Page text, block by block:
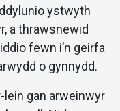
ystwyth
a thrawsnewid
fewn i’n geirfa
o gynnydd.
lein gan arweinwyr